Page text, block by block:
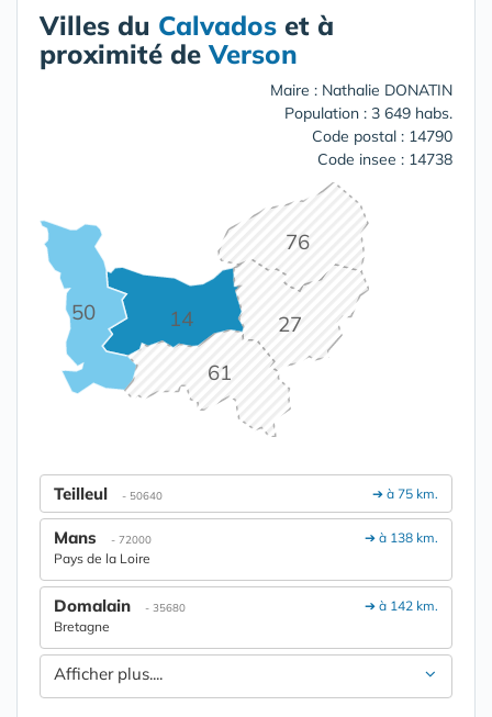
Villes du Calvados et à
proximité deVerson
Maire : Nathalie DONATIN
Population : 3 649 habs.
Code postal : 14790
Code insee : 14738
14 27
50
61
76
➔ à 75 km.
Teilleul - 50640
➔ à 138 km.
Mans - 72000
Pays de la Loire
➔ à 142 km.
Domalain - 35680
Bretagne
Afficher plus....